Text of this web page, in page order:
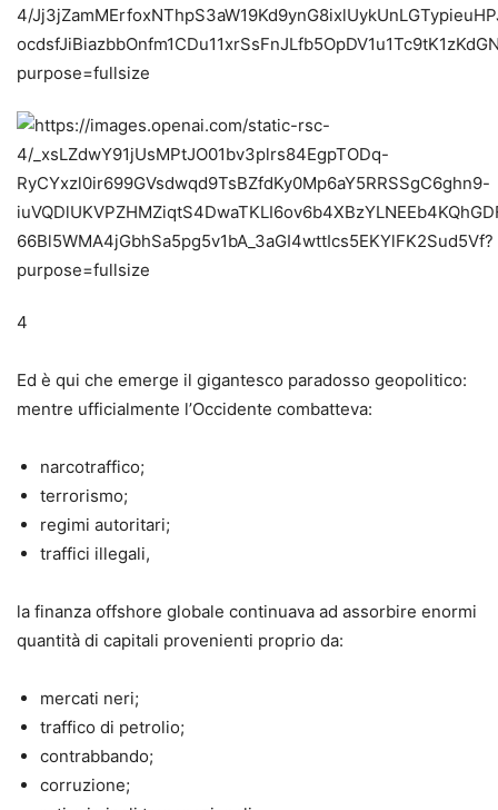
4
Ed è qui che emerge il gigantesco paradosso geopolitico:
mentre ufficialmente l’Occidente combatteva:
narcotraffico;
terrorismo;
regimi autoritari;
traffici illegali,
la finanza offshore globale continuava ad assorbire enormi
quantità di capitali provenienti proprio da:
mercati neri;
traffico di petrolio;
contrabbando;
corruzione;